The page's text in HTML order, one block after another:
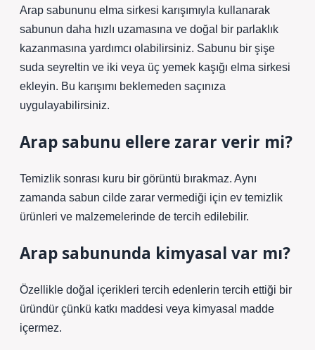
Arap sabununu elma sirkesi karışımıyla kullanarak
sabunun daha hızlı uzamasına ve doğal bir parlaklık
kazanmasına yardımcı olabilirsiniz. Sabunu bir şişe
suda seyreltin ve iki veya üç yemek kaşığı elma sirkesi
ekleyin. Bu karışımı beklemeden saçınıza
uygulayabilirsiniz.
Arap sabunu ellere zarar verir mi?
Temizlik sonrası kuru bir görüntü bırakmaz. Aynı
zamanda sabun cilde zarar vermediği için ev temizlik
ürünleri ve malzemelerinde de tercih edilebilir.
Arap sabununda kimyasal var mı?
Özellikle doğal içerikleri tercih edenlerin tercih ettiği bir
üründür çünkü katkı maddesi veya kimyasal madde
içermez.